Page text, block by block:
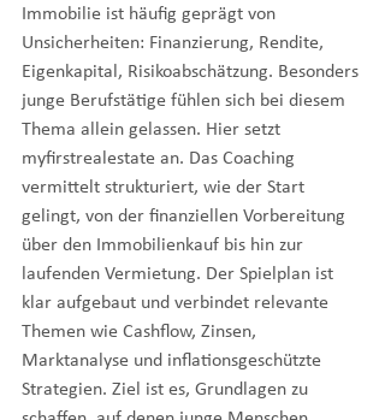
Immobilie ist häufig geprägt von
Unsicherheiten: Finanzierung, Rendite,
Eigenkapital, Risikoabschätzung. Besonders
junge Berufstätige fühlen sich bei diesem
Thema allein gelassen. Hier setzt
myfirstrealestate an. Das Coaching
vermittelt strukturiert, wie der Start
gelingt, von der finanziellen Vorbereitung
über den Immobilienkauf bis hin zur
laufenden Vermietung. Der Spielplan ist
klar aufgebaut und verbindet relevante
Themen wie Cashflow, Zinsen,
Marktanalyse und inflationsgeschützte
Strategien. Ziel ist es, Grundlagen zu